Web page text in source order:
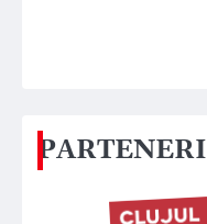
PARTENERI